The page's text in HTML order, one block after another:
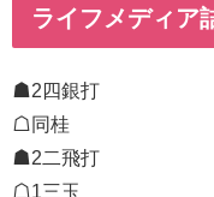
ライフメディア
☗2四銀打
☖同桂
☗2二飛打
☖1三玉